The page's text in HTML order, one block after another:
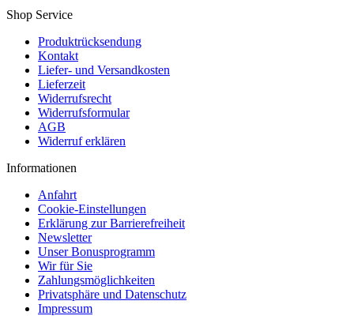
Shop Service
Produktrücksendung
Kontakt
Liefer- und Versandkosten
Lieferzeit
Widerrufsrecht
Widerrufsformular
AGB
Widerruf erklären
Informationen
Anfahrt
Cookie-Einstellungen
Erklärung zur Barrierefreiheit
Newsletter
Unser Bonusprogramm
Wir für Sie
Zahlungsmöglichkeiten
Privatsphäre und Datenschutz
Impressum